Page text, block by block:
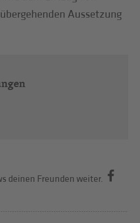
Aussetzung
deinen Freunden weiter.